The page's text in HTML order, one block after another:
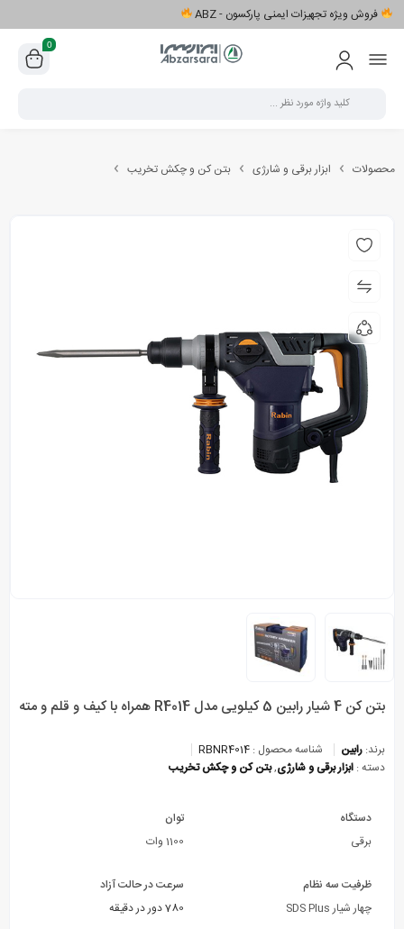
فروش ویژه تجهیزات ایمنی پارکسون - ABZ
0
محصولات ابزار برقی و شارژی بتن کن و چکش تخریب
بتن کن 4 شیار رابین 5 کیلویی مدل R4014 همراه با کیف و قلم و مته
برند: رابین شناسه محصول : RBNR4014
دسته : ابزار برقی و شارژی,بتن کن و چکش تخریب
دستگاه
برقی
توان
1100 وات
ظرفیت سه نظام
چهار شیار SDS Plus
سرعت در حالت آزاد
780 دور در دقیقه